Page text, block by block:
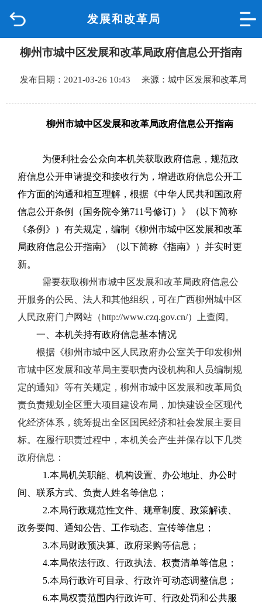
发展和改革局
品质城中
新闻中心
政府信息公开
互动回应
数据专题
柳州市城中区发展和改革局政府信息公开指南
发布日期：2021-03-26 10:43 来源：城中区发展和改革局
柳州市城中区发展和改革局政府信息公开指南
为便利社会公众向本机关获取政府信息，规范政
府信息公开申请提交和接收行为，增进政府信息公开工
作方面的沟通和相互理解，根据《中华人民共和国政府
信息公开条例（国务院令第711号修订）》（以下简称
《条例》）有关规定，编制《柳州市城中区发展和改革
局政府信息公开指南》（以下简称《指南》）并实时更
新。
需要获取柳州市城中区发展和改革局政府信息公
开服务的公民、法人和其他组织，可在广西柳州城中区
人民政府门户网站（http://www.czq.gov.cn/）上查阅。
一、本机关持有政府信息基本情况
根据《柳州市城中区人民政府办公室关于印发柳州
市城中区发展和改革局主要职责内设机构和人员编制规
定的通知》等有关规定，柳州市城中区发展和改革局负
责负责规划全区重大项目建设布局，加快建设全区现代
化经济体系，统筹提出全区国民经济和社会发展主要目
标。在履行职责过程中，本机关会产生并保存以下几类
政府信息：
1.本局机关职能、机构设置、办公地址、办公时
间、联系方式、负责人姓名等信息；
2.本局行政规范性文件、规章制度、政策解读、
政务要闻、通知公告、工作动态、宣传等信息；
3.本局财政预决算、政府采购等信息；
4.本局依法行政、行政执法、权责清单等信息；
5.本局行政许可目录、行政许可动态调整信息；
6.本局权责范围内行政许可、行政处罚和公共服